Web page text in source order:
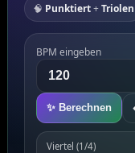
🧠 Punktiert+Triolen
BPM eingeben
✨ Berechnen
Viertel (1/4)